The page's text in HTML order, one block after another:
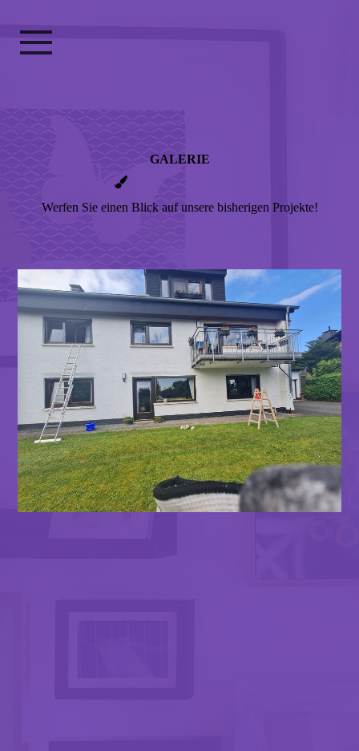
GALERIE
Werfen Sie einen Blick auf unsere bisherigen Projekte!